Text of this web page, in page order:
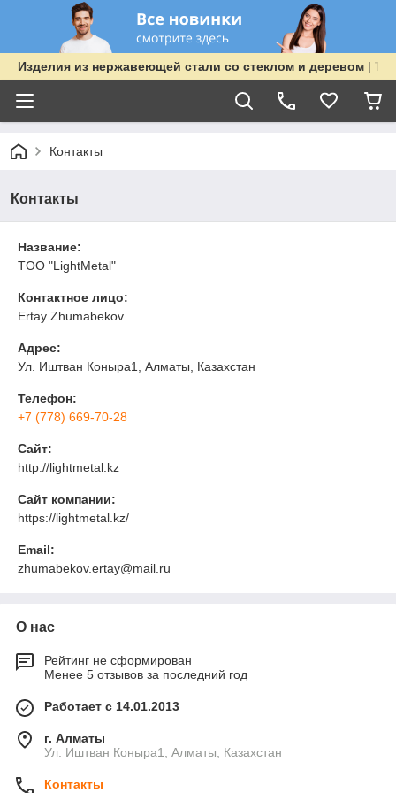
Изделия из нержавеющей стали со стеклом и деревом |
Контакты
Контакты
Название:
TOO "LightMetal"
Контактное лицо:
Ertay Zhumabekov
Адрес:
Ул. Иштван Коныра1, Алматы, Казахстан
Телефон:
+7 (778) 669-70-28
Сайт:
http://lightmetal.kz
Сайт компании:
https://lightmetal.kz/
Email:
zhumabekov.ertay@mail.ru
О нас
Рейтинг не сформирован
Менее 5 отзывов за последний год
Работает с 14.01.2013
г. Алматы
Ул. Иштван Коныра1, Алматы, Казахстан
Контакты